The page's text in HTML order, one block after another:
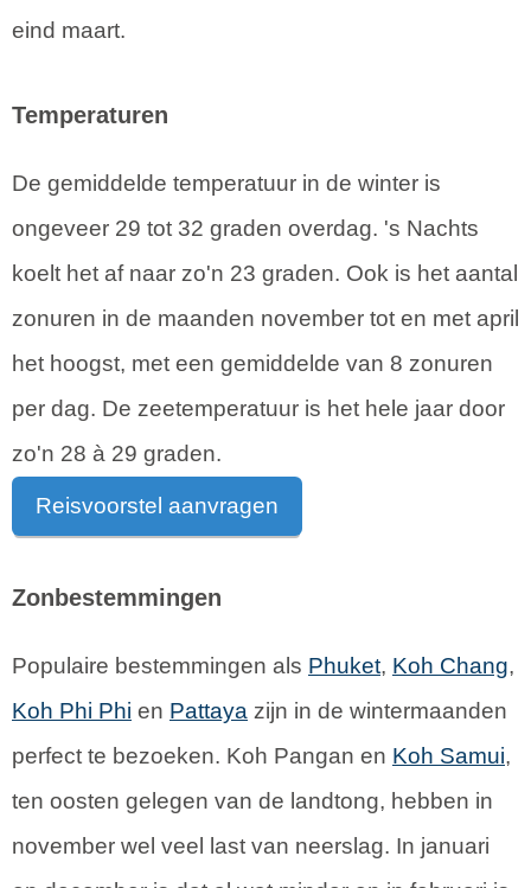
eind maart.
Temperaturen
De gemiddelde temperatuur in de winter is
ongeveer 29 tot 32 graden overdag. 's Nachts
koelt het af naar zo'n 23 graden. Ook is het aantal
zonuren in de maanden november tot en met april
het hoogst, met een gemiddelde van 8 zonuren
per dag. De zeetemperatuur is het hele jaar door
zo'n 28 à 29 graden.
Reisvoorstel aanvragen
Zonbestemmingen
Populaire bestemmingen als Phuket, Koh Chang,
Koh Phi Phi en Pattaya zijn in de wintermaanden
perfect te bezoeken. Koh Pangan en Koh Samui,
ten oosten gelegen van de landtong, hebben in
november wel veel last van neerslag. In januari